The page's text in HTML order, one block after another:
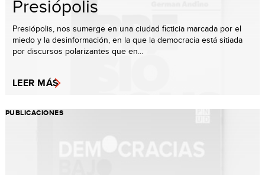
Presiópolis
Presiópolis, nos sumerge en una ciudad ficticia marcada por el
miedo y la desinformación, en la que la democracia está sitiada
por discursos polarizantes que en...
LEER MÁS
PUBLICACIONES